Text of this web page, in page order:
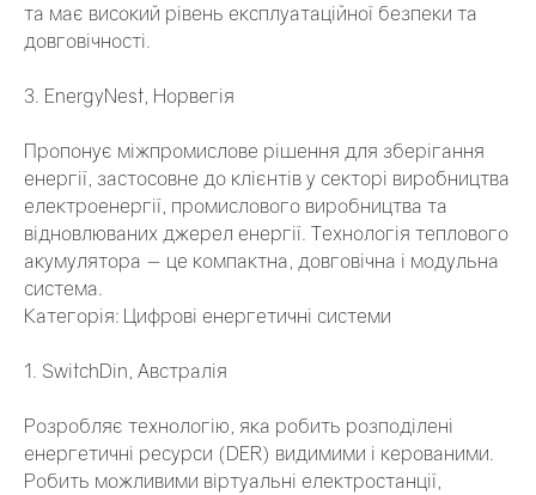
та має високий рівень експлуатаційної безпеки та
довговічності.
3. EnergyNest, Норвегія
Пропонує міжпромислове рішення для зберігання
енергії, застосовне до клієнтів у секторі виробництва
електроенергії, промислового виробництва та
відновлюваних джерел енергії. Технологія теплового
акумулятора — це компактна, довговічна і модульна
система.
Категорія: Цифрові енергетичні системи
1. SwitchDin, Австралія
Розробляє технологію, яка робить розподілені
енергетичні ресурси (DER) видимими і керованими.
Робить можливими віртуальні електростанції,